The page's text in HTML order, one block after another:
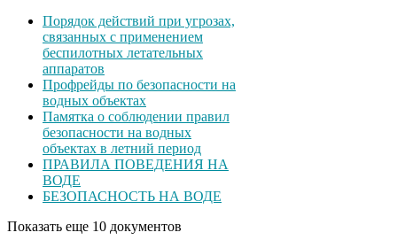
Порядок действий при угрозах,
связанных с применением
беспилотных летательных
аппаратов
Профрейды по безопасности на
водных объектах
Памятка о соблюдении правил
безопасности на водных
объектах в летний период
ПРАВИЛА ПОВЕДЕНИЯ НА
ВОДЕ
БЕЗОПАСНОСТЬ НА ВОДЕ
Показать еще 10 документов